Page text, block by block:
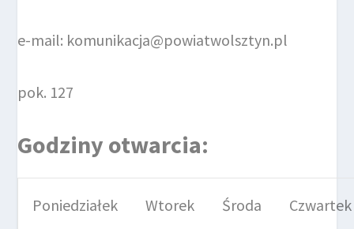
e-mail: komunikacja@powiatwolsztyn.pl
pok. 127
Godziny otwarcia:
Poniedziałek Wtorek Środa Czwartek